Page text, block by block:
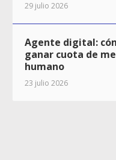
29 julio 2026
Agente digital:
ganar cuota de
humano
23 julio 2026